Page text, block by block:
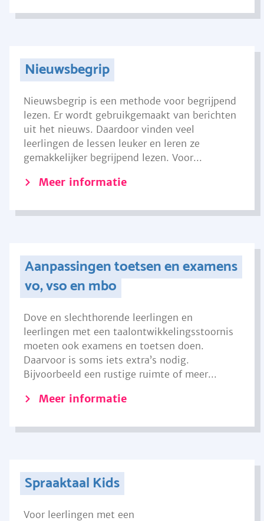
Nieuwsbegrip
Nieuwsbegrip is een methode voor begrijpend
lezen. Er wordt gebruikgemaakt van berichten
uit het nieuws. Daardoor vinden veel
leerlingen de lessen leuker en leren ze
gemakkelijker begrijpend lezen. Voor...
Meer informatie
Aanpassingen toetsen en examens
vo, vso en mbo
Dove en slechthorende leerlingen en
leerlingen met een taalontwikkelingsstoornis
moeten ook examens en toetsen doen.
Daarvoor is soms iets extra’s nodig.
Bijvoorbeeld een rustige ruimte of meer...
Meer informatie
Spraaktaal Kids
Voor leerlingen met een